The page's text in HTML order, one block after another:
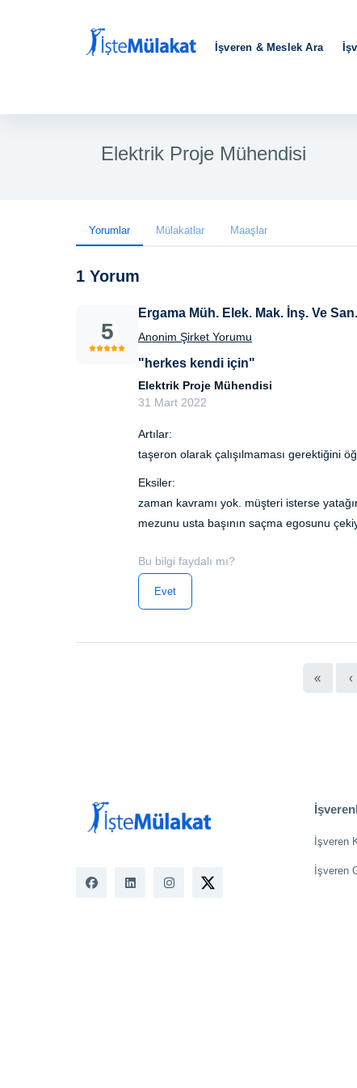
İşveren & Meslek Ara
Elektrik Proje Mühendisi
Yorumlar Mülakatlar Maaşlar
1 Yorum
5
Ergama Müh. Elek. Mak. İnş. Ve
Anonim Şirket Yorumu
"herkes kendi için"
Elektrik Proje Mühendisi
31 Mart 2022
Artılar:
taşeron olarak çalışılmaması gerektiğini
Eksiler:
zaman kavramı yok. müşteri isterse
mezunu usta başının saçma egosunu
Bu bilgi faydalı mı?
Evet
« ‹
İşveren
İşveren